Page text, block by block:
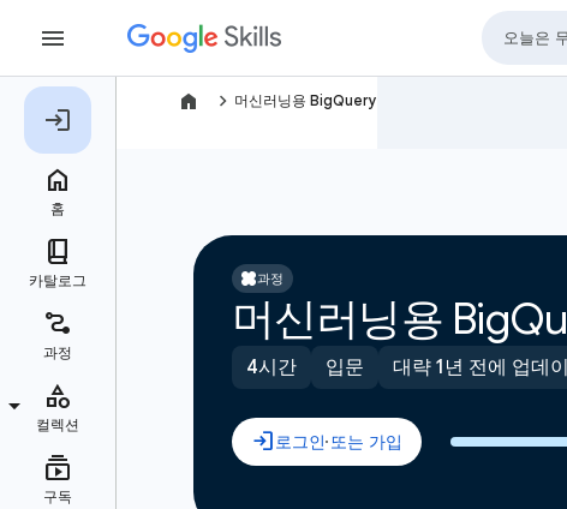
navigate_next 머신러닝용 BigQuery
과정
머신러닝용
4시간 입문 대략 1년 전에 업데